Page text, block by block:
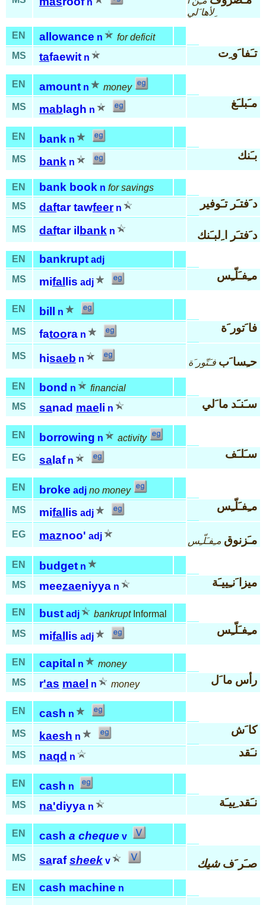
n
ِلأها َلي
EN allowance n
for deficit
MS
tafaewit n تـَفا َو ِت
EN amount n
money
MS
mab lagh n
مـَبلـَغ
EN bank n
MS
bank n
بـَنك
EN bank book n for savings
MS
daftar tawfeer n د َفتـَر تـَوفير
MS daftar il bank n د َفتـَر ا ِلبـَنك
EN bankrupt adj
MS
mifal lis adj
مـِفـَلّـِس
EN bill
n
MS
fatoora n
فا َتور َة
MS hisaeb n حـِسا َب فـَتّور َة
EN bond n
financial
MS
sanad mae li n سـَنـَد ما َلي
EN borrowing n
activity
EG
sa laf n
سـَلـَف
EN broke adj no money
MS
mifal lis adj
مـِفـَلّـِس
EG maznoo' adj مـَزنوق مـِفـَلّـِس
EN budget n
MS
meezaeniyya n ميزا َنـِييـَة
EN bust adj bankruptInformal
MS
mifal lis adj
مـِفـَلّـِس
EN capital n
money
MS
r'as mael n money رأس ما َل
EN cash n
MS
kaesh n
كا َش
MS naqd n نـَقد
EN cash n
MS
na'diyya n نـَقد ِييـَة
EN cash a cheque v
MS sarafsheek v صـَر َفشيك
EN cash machine n